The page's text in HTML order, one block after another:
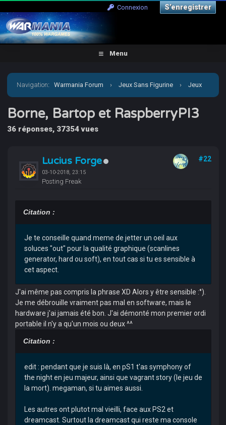
Connexion S’enregistrer
Menu
Navigation:Warmania Forum › Jeux Sans Figurine › Jeux
Vidéo › Borne, Bartop et RaspberryPI3
Borne, Bartop et RaspberryPI3
36 réponses, 37354 vues
Lucius Forge
03-10-2018, 23:15
Posting Freak
#22
Citation :
Je te conseille quand meme de jetter un oeil aux
soluces "out" pour la qualité graphique (scanlines
generator, hard ou soft), en tout cas si tu es sensible à
cet aspect.
J'ai même pas compris la phrase XD Alors y être sensible :°).
Je me débrouille vraiment pas mal en software, mais le
hardware j'ai jamais été bon. J'ai démonté mon premier ordi
portable il n'y a qu'un mois ou deux ^^
Citation :
edit : pendant que je suis là, en pS1 t'as symphony of
the night en jeu majeur, ainsi que vagrant story (le jeu de
la mort). megaman, si tu aimes aussi.
Les autres ont plutot mal vieilli, face aux PS2 et
dreamcast. Surtout la dreamcast qui reste ma console